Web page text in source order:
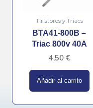
Tiristores y Triacs
BTA41-800B –
Triac 800v 40A
4,50 €
Añadir al carrito